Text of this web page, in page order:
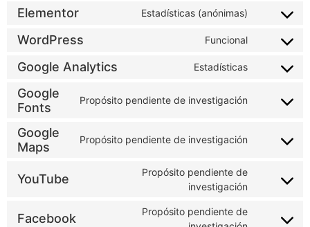
Elementor Estadísticas (anónimas)
WordPress Funcional
Google Analytics Estadísticas
Google
Fonts
Propósito pendiente de investigación
Google
Maps
Propósito pendiente de investigación
YouTube
Propósito pendiente de
investigación
Facebook
Propósito pendiente de